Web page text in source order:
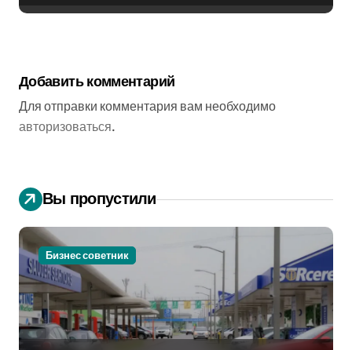
Добавить комментарий
Для отправки комментария вам необходимо
авторизоваться.
Вы пропустили
Бизнес советник